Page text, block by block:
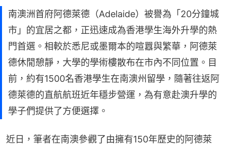
南澳洲首府阿德萊德（Adelaide）被譽為「20分鐘城
市」的宜居之都，正迅速成為香港學生海外升學的熱
門首選。相較於悉尼或墨爾本的喧囂與繁華，阿德萊
德休閒憩靜，大學的學術樓散布在市內不同位置。目
前，約有1500名香港學生在南澳州留學，隨著往返阿
德萊德的直航航班近年穩步營運，為有意赴澳升學的
學子們提供了方便選擇。
近日，筆者在南澳參觀了由擁有150年歷史的阿德萊